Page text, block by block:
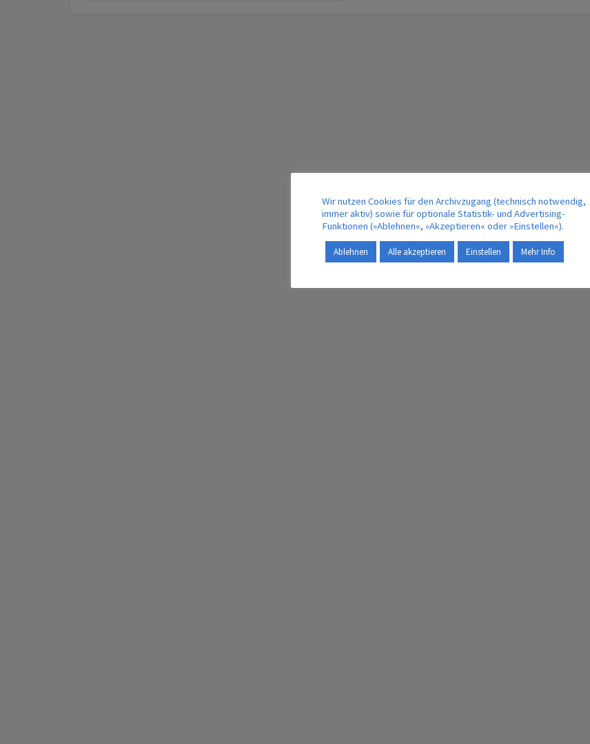
Wir nutzen Cookies für den Archivzugang (technisch notwendig,
immer aktiv) sowie für optionale Statistik- und Advertising-
Funktionen (»Ablehnen«, »Akzeptieren« oder »Einstellen«).
Ablehnen Alle akzeptieren Einstellen Mehr Info